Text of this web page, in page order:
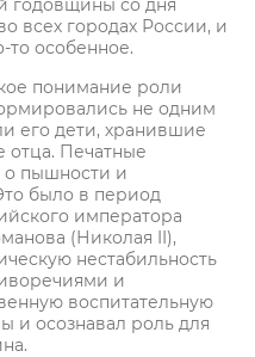
годовщины со дня
всех городах России, и
то особенное.
понимание роли
не одним
его дети, хранившие
отца. Печатные
о пышности и
было в период
императора
(Николая II),
нестабильность
и
воспитательную
и осознавал роль для